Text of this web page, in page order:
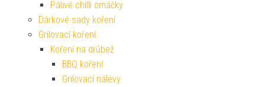
Pálivé chilli omáčky
Dárkové sady koření
Grilovací koření
Koření na drůbež
BBQ koření
Grilovací nálevy